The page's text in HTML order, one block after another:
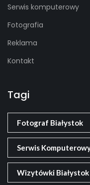
Serwis komputerowy
Fotografia
Reklama
Kontakt
Tagi
Fotograf Białystok
Serwis
Wizytówki Białystok